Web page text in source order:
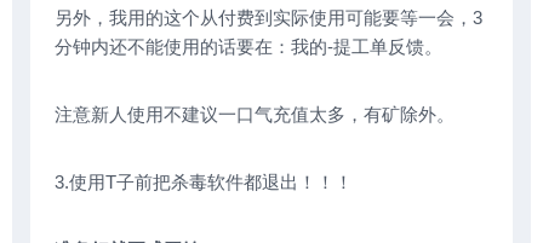
另外，我用的这个从付费到实际使用可能要等一会，3
分钟内还不能使用的话要在：我的-提工单反馈。
注意新人使用不建议一口气充值太多，有矿除外。
3.使用T子前把杀毒软件都退出！！！